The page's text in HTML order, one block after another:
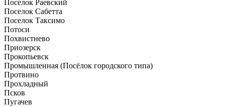
Поселок Раевский
Поселок Сабетта
Поселок Таксимо
Потоси
Похвистнево
Приозерск
Прокопьевск
Промышленная (Посёлок городского типа)
Протвино
Прохладный
Псков
Пугачев